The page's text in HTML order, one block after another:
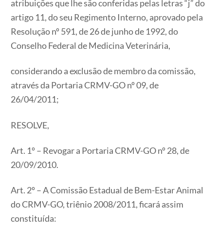
atribuições que lhe são conferidas pelas letras “j” do
artigo 11, do seu Regimento Interno, aprovado pela
Resolução nº 591, de 26 de junho de 1992, do
Conselho Federal de Medicina Veterinária,
considerando a exclusão de membro da comissão,
através da Portaria CRMV-GO nº 09, de
26/04/2011;
RESOLVE,
Art. 1º – Revogar a Portaria CRMV-GO nº 28, de
20/09/2010.
Art. 2º – A Comissão Estadual de Bem-Estar Animal
do CRMV-GO, triênio 2008/2011, ficará assim
constituída: